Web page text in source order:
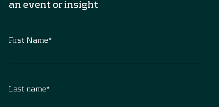
an event or insight
First Name*
Last name*